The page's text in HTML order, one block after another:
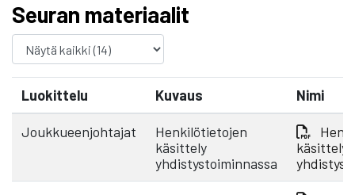
Seuran materiaalit
Luokittelu Kuvaus Nimi
Joukkueenjohtajat
Henkilötietojen
käsittely
yhdistystoiminnassa
käsittely